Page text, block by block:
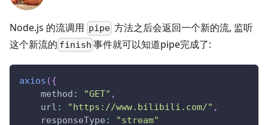
Node.js 的流调用 pipe 方法之后会返回一个新的流, 监听
这个新流的 finish 事件就可以知道pipe完成了:
axios ({
    method
: "GET" ,
    url
: "https://www.bilibili.com/" ,
    responseType
:
"stream"